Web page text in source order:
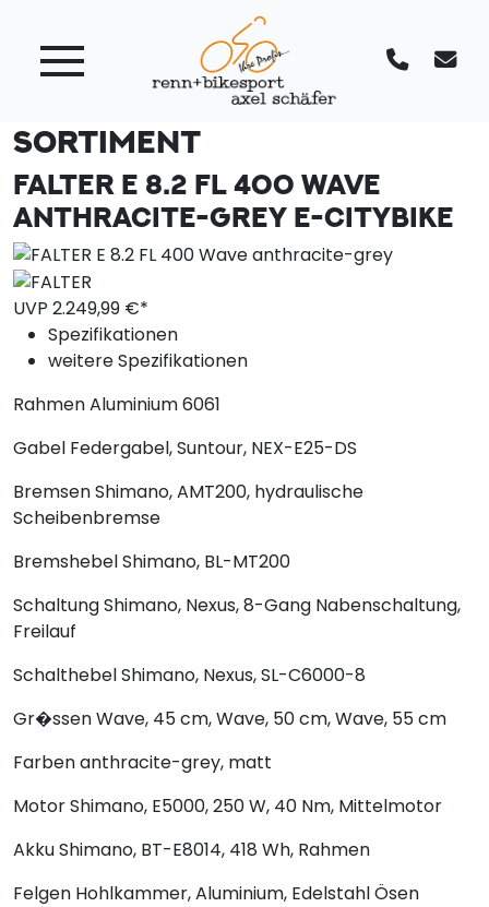
SORTIMENT
FALTER E 8.2 FL 400 WAVE
ANTHRACITE-GREY E-CITYBIKE
UVP 2.249,99 €*
Spezifikationen
weitere Spezifikationen
RahmenAluminium 6061
Gabel Federgabel, Suntour, NEX-E25-DS
BremsenShimano, AMT200, hydraulische
Scheibenbremse
BremshebelShimano, BL-MT200
SchaltungShimano, Nexus, 8-Gang Nabenschaltung,
Freilauf
SchalthebelShimano, Nexus, SL-C6000-8
Gr�ssenWave, 45 cm, Wave, 50 cm, Wave, 55 cm
Farbenanthracite-grey, matt
MotorShimano, E5000, 250 W, 40 Nm, Mittelmotor
AkkuShimano, BT-E8014, 418 Wh, Rahmen
Felgen Hohlkammer, Aluminium, Edelstahl Ösen